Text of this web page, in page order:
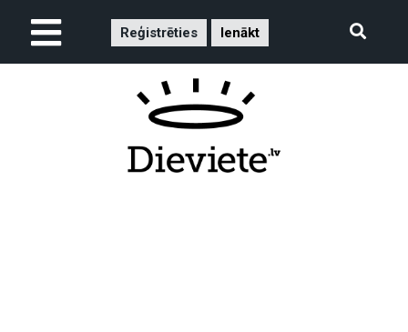
Reģistrēties Ienākt